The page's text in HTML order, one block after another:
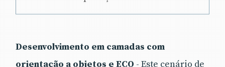
Desenvolvimento em camadas com
orientação a objetos e ECO - Este cenário de